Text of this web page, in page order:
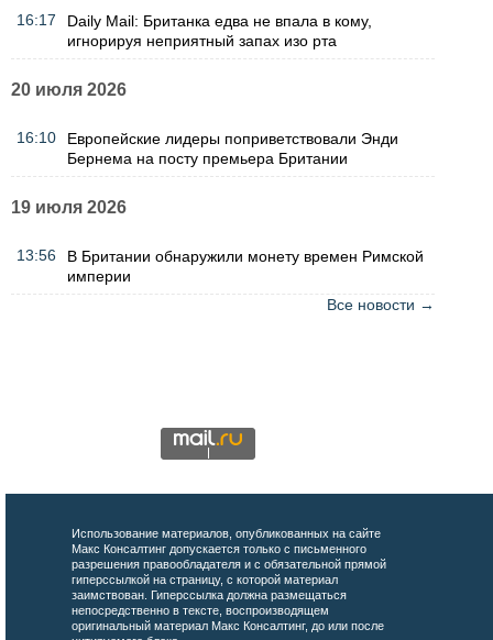
16:17
Daily Mail: Британка едва не впала в кому,
игнорируя неприятный запах изо рта
20 июля 2026
16:10
Европейские лидеры поприветствовали Энди
Бернема на посту премьера Британии
19 июля 2026
13:56
В Британии обнаружили монету времен Римской
империи
Все новости →
Использование материалов, опубликованных на сайте
Макс Консалтинг допускается только с письменного
разрешения правообладателя и с обязательной прямой
гиперссылкой на страницу, с которой материал
заимствован. Гиперссылка должна размещаться
непосредственно в тексте, воспроизводящем
оригинальный материал Макс Консалтинг, до или после